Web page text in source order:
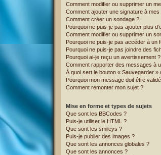
Comment modifier ou supprimer un
Comment ajouter une signature à
Comment créer un sondage ?
Pourquoi ne puis-je pas ajouter plus
Comment modifier ou supprimer un
Pourquoi ne puis-je pas accéder à un
Pourquoi ne puis-je pas joindre des
Pourquoi ai-je reçu un avertissement ?
Comment rapporter des messages à
À quoi sert le bouton « Sauvegarder
Pourquoi mon message doit être
Comment remonter mon sujet ?
Mise en forme et types de sujets
Que sont les BBCodes ?
Puis-je utiliser le HTML ?
Que sont les smileys ?
Puis-je publier des images ?
Que sont les annonces globales ?
Que sont les annonces ?